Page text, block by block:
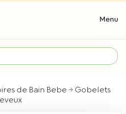
de Bain Bebe
Gobelets